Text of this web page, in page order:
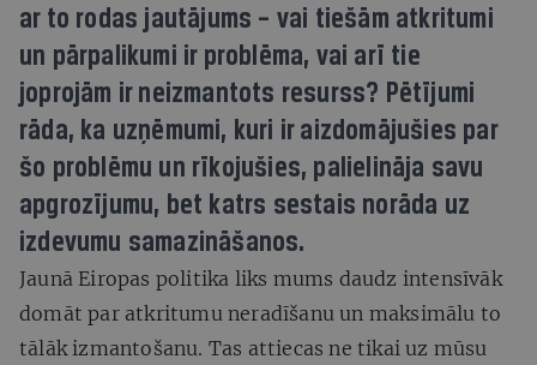
ar to rodas jautājums – vai tiešām atkritumi
un pārpalikumi ir problēma, vai arī tie
joprojām ir neizmantots resurss? Pētījumi
rāda, ka uzņēmumi, kuri ir aizdomājušies par
šo problēmu un rīkojušies, palielināja savu
apgrozījumu, bet katrs sestais norāda uz
izdevumu samazināšanos.
Jaunā Eiropas politika liks mums daudz intensīvāk
domāt par atkritumu neradīšanu un maksimālu to
tālāk izmantošanu. Tas attiecas ne tikai uz mūsu